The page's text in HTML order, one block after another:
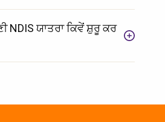
NDIS ਯਾਤਰਾ ਕਿਵੇਂ ਸ਼ੁਰੂ ਕਰ